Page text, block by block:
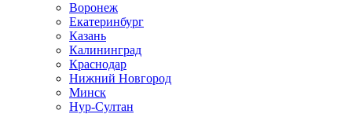
Воронеж
Екатеринбург
Казань
Калининград
Краснодар
Нижний Новгород
Минск
Нур-Султан